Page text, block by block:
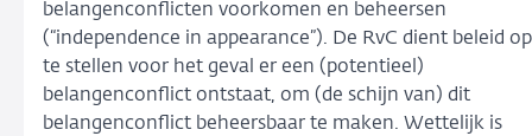
belangenconflicten voorkomen en beheersen
(“independence in appearance”). De RvC dient beleid op
te stellen voor het geval er een (potentieel)
belangenconflict ontstaat, om (de schijn van) dit
belangenconflict beheersbaar te maken. Wettelijk is